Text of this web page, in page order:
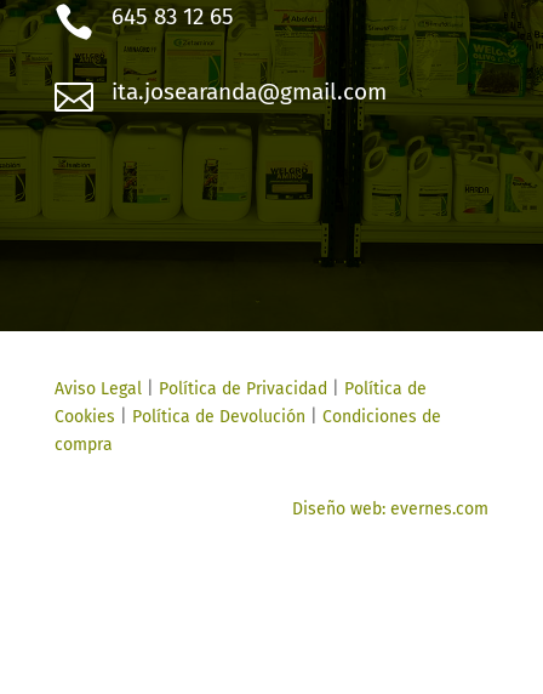
 645 83 12 65
 ita.josearanda@gmail.com
Aviso Legal| Política de Privacidad
Política de
Cookies
Política de Devolución
Condiciones de
compra
Diseño web: evernes.com